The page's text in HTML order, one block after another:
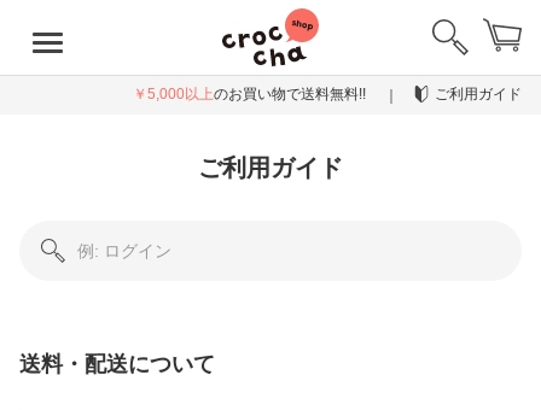
￥5,000以上のお買い物で送料無料!! ご利用ガイド
ご利用ガイド
送料・配送について